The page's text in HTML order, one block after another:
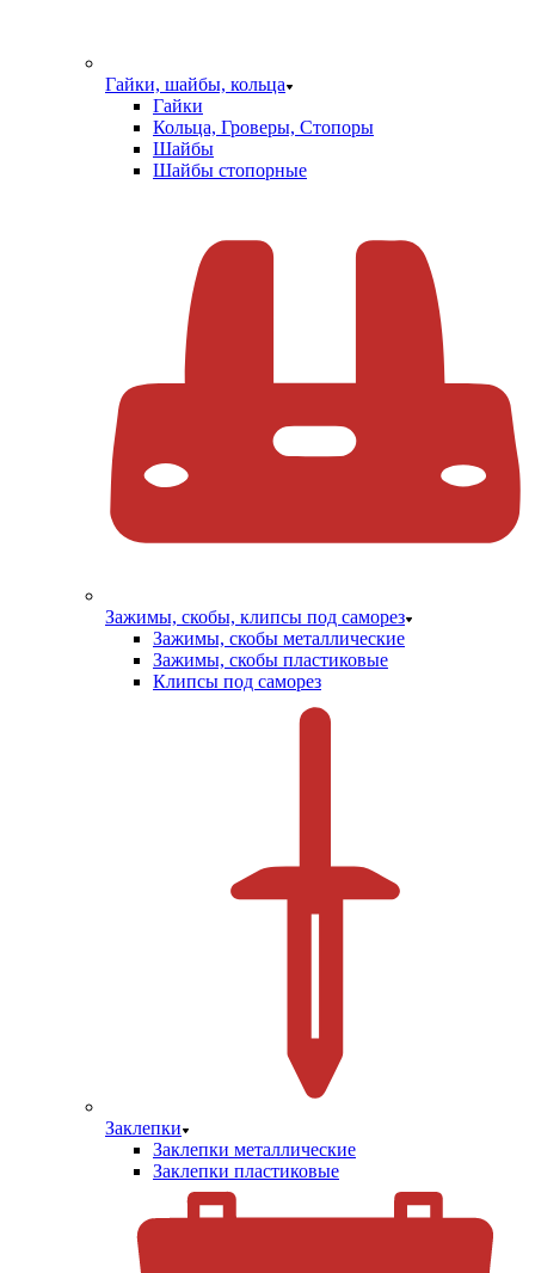
Гайки, шайбы, кольца
Гайки
Кольца, Гроверы, Стопоры
Шайбы
Шайбы стопорные
Зажимы, скобы, клипсы под саморез
Зажимы, скобы металлические
Зажимы, скобы пластиковые
Клипсы под саморез
Заклепки
Заклепки металлические
Заклепки пластиковые